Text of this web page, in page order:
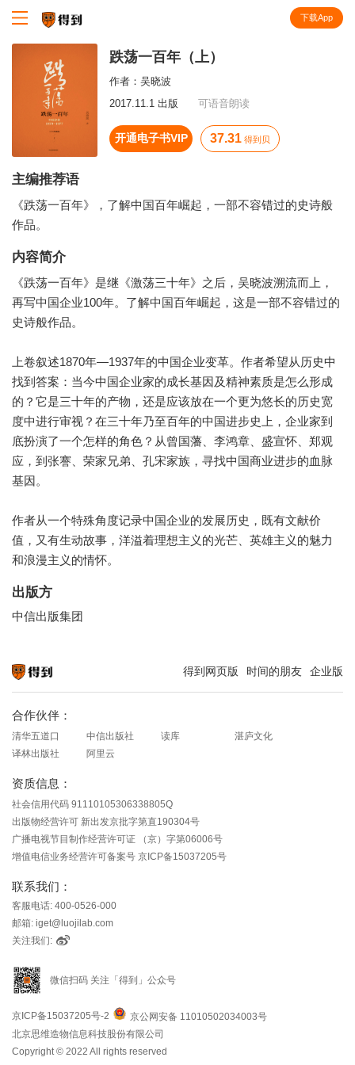
下载App
跌荡一百年（上）
作者： 吴晓波
2017.11.1 出版
可语音朗读
开通电子书VIP 37.31 得到贝
主编推荐语
《跌荡一百年》，了解中国百年崛起，一部不容错过的史诗般
作品。
内容简介
《跌荡一百年》是继《激荡三十年》之后，吴晓波溯流而上，
再写中国企业100年。了解中国百年崛起，这是一部不容错过的
史诗般作品。
上卷叙述1870年—1937年的中国企业变革。作者希望从历史中
找到答案：当今中国企业家的成长基因及精神素质是怎么形成
的？它是三十年的产物，还是应该放在一个更为悠长的历史宽
度中进行审视？在三十年乃至百年的中国进步史上，企业家到
底扮演了一个怎样的角色？从曾国藩、李鸿章、盛宣怀、郑观
应，到张謇、荣家兄弟、孔宋家族，寻找中国商业进步的血脉
基因。
作者从一个特殊角度记录中国企业的发展历史，既有文献价
值，又有生动故事，洋溢着理想主义的光芒、英雄主义的魅力
出版方
中信出版集团
得到网页版 时间的朋友 企业版
合作伙伴：
清华五道口 中信出版社 读库
湛庐文化
译林出版社
阿里云
资质信息：
社会信用代码 91110105306338805Q
出版物经营许可 新出发京批字第直190304号
广播电视节目制作经营许可证 （京）字第06006号
增值电信业务经营许可备案号 京ICP备15037205号
联系我们：
客服电话: 400-0526-000
邮箱: iget@luojilab.com
关注我们:
微信扫码 关注「得到」公众号
京ICP备15037205号-2
京公网安备 11010502034003号
北京思维造物信息科技股份有限公司
Copyright © 2022 All rights reserved